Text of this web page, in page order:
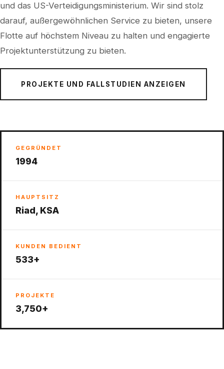
und das US-Verteidigungsministerium. Wir sind stolz
darauf, außergewöhnlichen Service zu bieten, unsere
Flotte auf höchstem Niveau zu halten und engagierte
Projektunterstützung zu bieten.
PROJEKTE UND FALLSTUDIEN ANZEIGEN
GEGRÜNDET
1994
HAUPTSITZ
Riad, KSA
KUNDEN BEDIENT
533+
PROJEKTE
3,750+